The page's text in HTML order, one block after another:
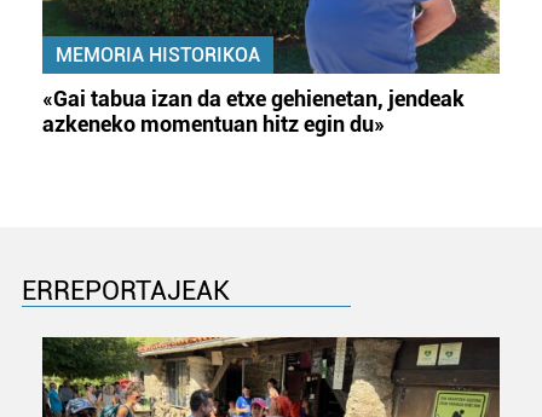
MEMORIA HISTORIKOA
«Gai tabua izan da etxe gehienetan, jendeak
azkeneko momentuan hitz egin du»
ERREPORTAJEAK